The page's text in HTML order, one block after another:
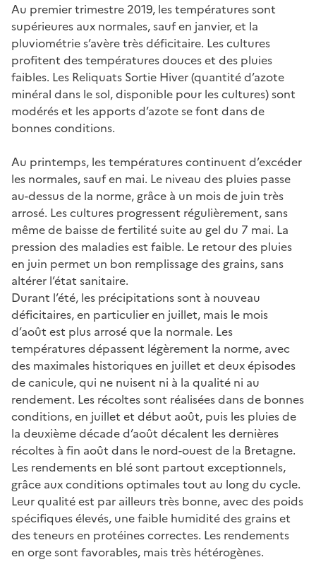
Au premier trimestre 2019, les températures sont
supérieures aux normales, sauf en janvier, et la
pluviométrie s’avère très déficitaire. Les cultures
profitent des températures douces et des pluies
faibles. Les Reliquats Sortie Hiver (quantité d’azote
minéral dans le sol, disponible pour les cultures) sont
modérés et les apports d’azote se font dans de
bonnes conditions.
Au printemps, les températures continuent d’excéder
les normales, sauf en mai. Le niveau des pluies passe
au-dessus de la norme, grâce à un mois de juin très
arrosé. Les cultures progressent régulièrement, sans
même de baisse de fertilité suite au gel du 7 mai. La
pression des maladies est faible. Le retour des pluies
en juin permet un bon remplissage des grains, sans
altérer l’état sanitaire.
Durant l’été, les précipitations sont à nouveau
déficitaires, en particulier en juillet, mais le mois
d’août est plus arrosé que la normale. Les
températures dépassent légèrement la norme, avec
des maximales historiques en juillet et deux épisodes
de canicule, qui ne nuisent ni à la qualité ni au
rendement. Les récoltes sont réalisées dans de bonnes
conditions, en juillet et début août, puis les pluies de
la deuxième décade d’août décalent les dernières
récoltes à fin août dans le nord-ouest de la Bretagne.
Les rendements en blé sont partout exceptionnels,
grâce aux conditions optimales tout au long du cycle.
Leur qualité est par ailleurs très bonne, avec des poids
spécifiques élevés, une faible humidité des grains et
des teneurs en protéines correctes. Les rendements
en orge sont favorables, mais très hétérogènes.